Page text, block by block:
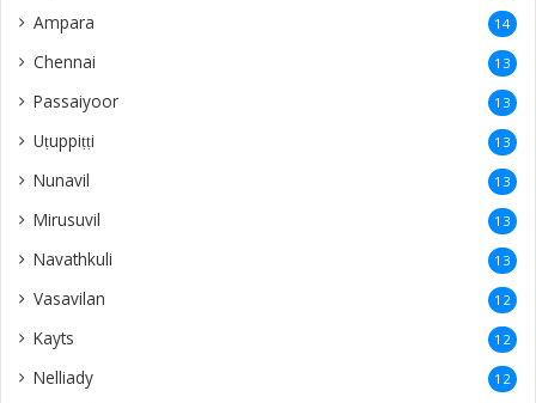
Ampara 14
Chennai 13
Passaiyoor 13
Uṭuppiṭṭi 13
Nunavil 13
Mirusuvil 13
Navathkuli 13
Vasavilan 12
Kayts 12
Nelliady 12